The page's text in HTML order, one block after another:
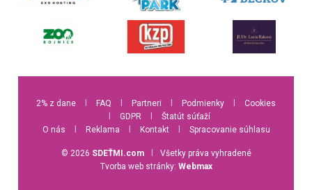
2% z dane FAQ Partneri Podmienky
Cookies
GDPR
Štatút súťaží
O nás
Reklama Kontakt Spracovanie súhlasu
© 2026 SDEŤMI.com
Všetky práva vyhradené
Tvorba web stránky: Webmax